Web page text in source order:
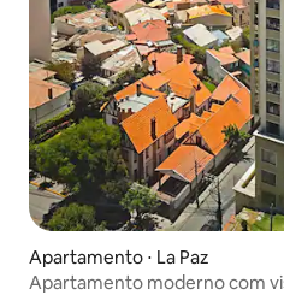
Apartamento ⋅ La Paz
Apartamento moderno com